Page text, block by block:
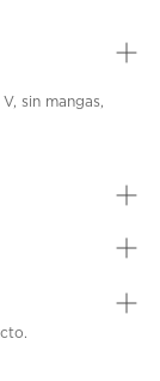
sin mangas,